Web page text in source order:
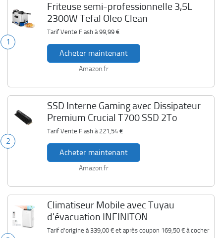
1
Friteuse semi-professionnelle 3,5L
2300W Tefal Oleo Clean
Tarif Vente Flash à99,99 €
Acheter maintenant
Amazon.fr
2
SSD Interne Gaming avec Dissipateur
Premium Crucial T700 SSD 2To
Tarif Vente Flash à 221,54 €
Acheter maintenant
Amazon.fr
Climatiseur Mobile avec Tuyau
d'évacuation INFINITON
Tarif d'origine à 339,00 €et après coupon 169,50 €à cocher